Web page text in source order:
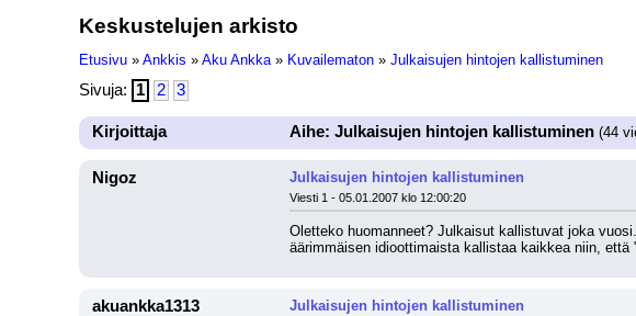
Keskustelujen arkisto
Etusivu » Ankkis » Aku Ankka » Kuvailematon » Julkaisujen hintojen kallistuminen
Sivuja: 1 2 3
Kirjoittaja Aihe: Julkaisujen hintojen kallistuminen (44
Nigoz Julkaisujen hintojen kallistuminen
Viesti 1 - 05.01.2007 klo 12:00:20
Oletteko huomanneet? Julkaisut kallistuvat joka
äärimmäisen idioottimaista kallistaa kaikkea niin, että
akuankka1313 Julkaisujen hintojen kallistuminen